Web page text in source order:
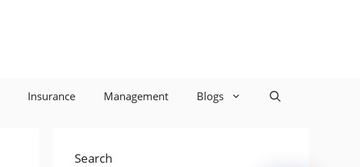
Insurance Management Blogs
Search